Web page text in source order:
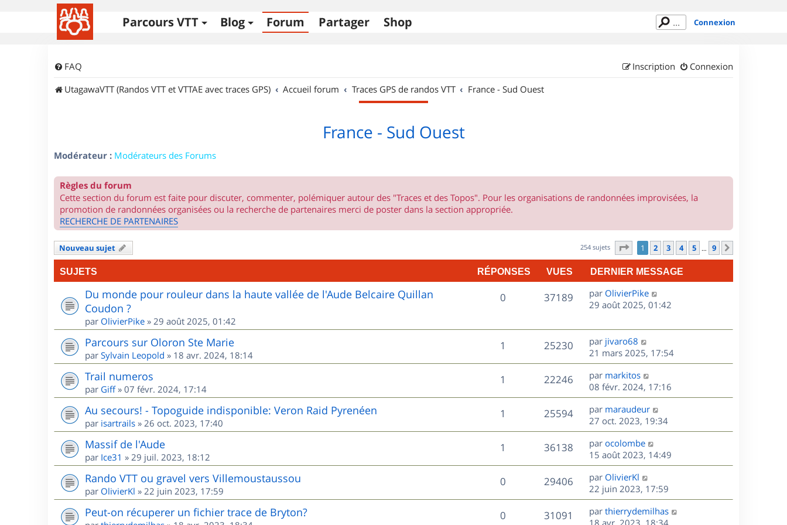
Parcours VTT Blog Forum Partager Shop Connexion
FAQ Connexion
Inscription
UtagawaVTT (Randos VTT et VTTAE avec traces GPS)
Accueil forum Traces GPS de randos VTT France - Sud Ouest
France - Sud Ouest
Modérateur : Modérateurs des Forums
Règles du forum
Cette section du forum est faite pour discuter, commenter, polémiquer autour des "Traces et des Topos". Pour les organisations de randonnées improvisées, la
promotion de randonnées organisées ou la recherche de partenaires merci de poster dans la section appropriée.
RECHERCHE DE PARTENAIRES
Nouveau sujet 254 sujets Page sur9
1 2 3 4 5 … 9
SUJETS RÉPONSES VUES DERNIER MESSAGE
Du monde pour rouleur dans la haute vallée de l'Aude Belcaire Quillan
Coudon ?
par OlivierPike » 29 août 2025, 01:42
0R
o
s
37189V
s
D
e
n
i
e
r
m
e
s
s
a
g
e
par OlivierPike
29 août 2025, 01:42
Parcours sur Oloron Ste Marie
par Sylvain Leopold » 18 avr. 2024, 18:14
1
é
n
25230V
u
e
D
e
r
n
i
e
r
m
e
s
s
a
g
e
par jivaro68
21 mars 2025, 17:54
Trail numeros
par Giff» 07 févr. 2024, 17:14
1
é
n
s
22246V
u
s
D
e
r
n
i
e
r
m
e
s
s
a
g
par markitos
08 févr. 2024, 17:16
Au secours! - Topoguide indisponible: Veron Raid Pyrenéen
par isartrails » 26 oct. 2023, 17:40
1
é
o
n
s
25594V
u
e
D
e
r
n
i
e
r
m
e
s
par maraudeur
27 oct. 2023, 19:34
Massif de l'Aude
par Ice31 » 29 juil. 2023, 18:12
1
é
o
36138V
u
e
D
e
r
n
i
e
r
par ocolombe
15 août 2023, 14:49
Rando VTT ou gravel vers Villemoustaussou
par OlivierKl » 22 juin 2023, 17:59
0R
é
29406V
u
D
e
r
n
par OlivierKl
22 juin 2023, 17:59
Peut-on récuperer un fichier trace de Bryton? 0R
31091
D
e
par thierrydemilhas
18 avr. 2023, 18:34